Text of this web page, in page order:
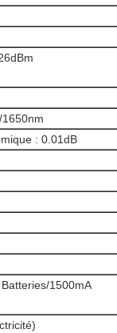
: 0.01dB
1500mA